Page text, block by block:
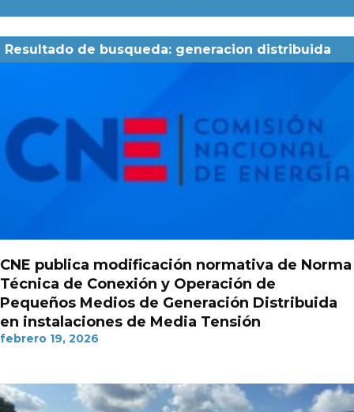
Resultado de busqueda: generacion distribuida
CNE publica modificación normativa de Norma
Técnica de Conexión y Operación de
Pequeños Medios de Generación Distribuida
en instalaciones de Media Tensión
febrero 19, 2026